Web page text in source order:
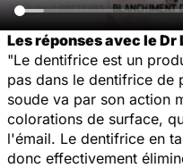
Les réponses avec le
"Le dentifrice est un
pas dans le dentifrice de
soude va par son action
colorations de surface,
l'émail. Le dentifrice en
donc effectivement